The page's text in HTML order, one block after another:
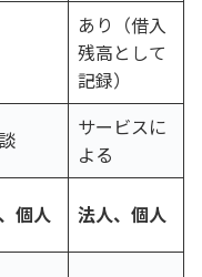
あり（借入
残高として
記録）
サービスに
よる
個人 法人、個人